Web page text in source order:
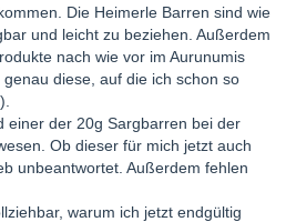
Die Heimerle Barren sind wie
und leicht zu beziehen. Außerdem
nach wie vor im Aurunumis
diese, auf die ich schon so
einer der 20g Sargbarren bei der
Ob dieser für mich jetzt auch
unbeantwortet. Außerdem fehlen
warum ich jetzt endgültig